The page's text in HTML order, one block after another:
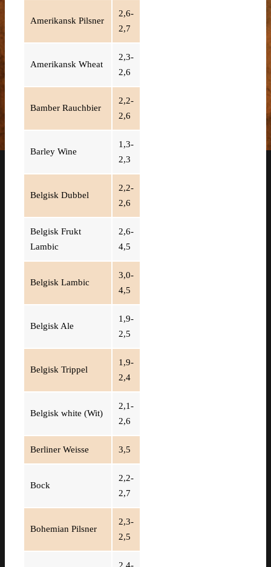
Amerikansk Pilsner
2,6-
2,7
Amerikansk Wheat
2,3-
2,6
Bamber Rauchbier
2,2-
2,6
Barley Wine
1,3-
2,3
Belgisk Dubbel
2,2-
2,6
Belgisk Frukt
Lambic
2,6-
4,5
Belgisk Lambic
3,0-
4,5
Belgisk Ale
1,9-
2,5
Belgisk Trippel
1,9-
2,4
Belgisk white (Wit)
2,1-
2,6
Berliner Weisse 3,5
Bock
2,2-
2,7
Bohemian Pilsner
2,3-
2,5